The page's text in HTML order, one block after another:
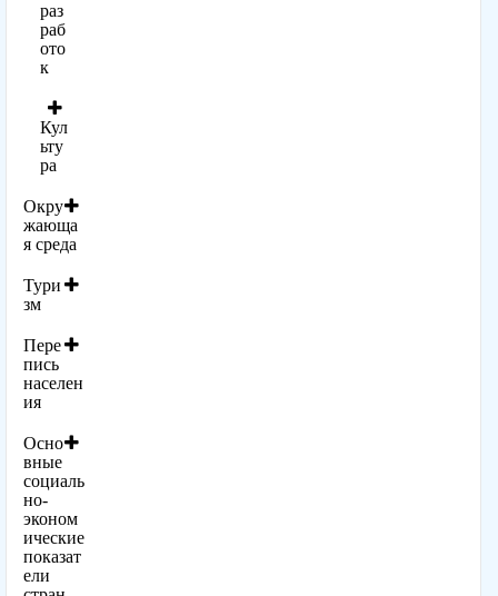
раз
раб
ото
к
Кул
ьту
ра
Окру
жающа
я среда
Тури
зм
Пере
пись
населен
ия
Осно
вные
социаль
но-
эконом
ические
показат
ели